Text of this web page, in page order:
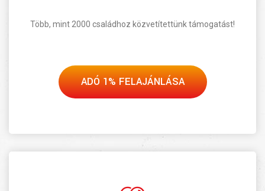
Több, mint 2000 családhoz közvetítettünk támogatást!
ADÓ 1% FELAJÁNLÁSA